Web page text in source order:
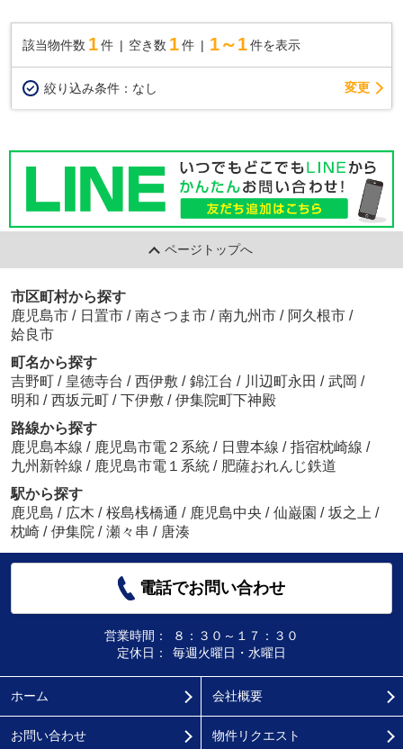
該当物件数 1件 空き数 1 件 1～1 件を表示
絞り込み条件： なし 変更
ページトップへ
市区町村から探す
鹿児島市 / 日置市 / 南さつま市 / 南九州市 / 阿久根市 /
姶良市
町名から探す
吉野町 / 皇徳寺台 / 西伊敷 / 錦江台 / 川辺町永田 / 武岡 /
明和 / 西坂元町 / 下伊敷 / 伊集院町下神殿
路線から探す
鹿児島本線 / 鹿児島市電２系統 / 日豊本線 / 指宿枕崎線 /
九州新幹線 / 鹿児島市電１系統 / 肥薩おれんじ鉄道
駅から探す
鹿児島 / 広木 / 桜島桟橋通 / 鹿児島中央 / 仙巌園 / 坂之上 /
枕崎 / 伊集院 / 瀬々串 / 唐湊
電話でお問い合わせ
営業時間：
８：３０～１７：３０
定休日：
毎週火曜日・水曜日
ホーム 会社概要
お問い合わせ 物件リクエスト